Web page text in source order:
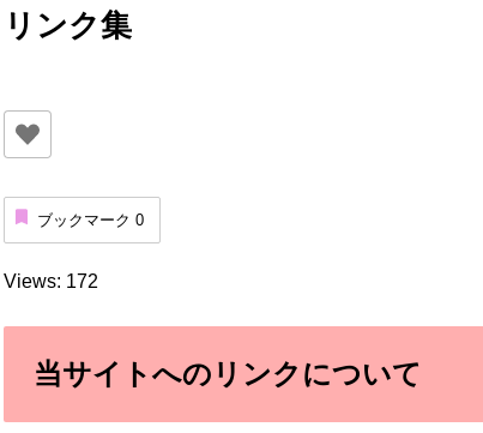
リンク集
ブックマーク 0
Views: 172
当サイトへのリンクについて